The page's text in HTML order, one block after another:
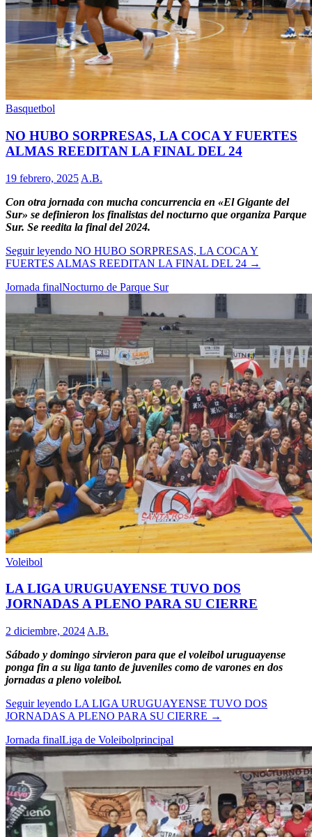
Basquetbol
NO HUBO SORPRESAS, LA COCA Y FUERTES
ALMAS REEDITAN LA FINAL DEL 24
19 febrero, 2025 A.B.
Con otra jornada con mucha concurrencia en «El Gigante del
Sur» se definieron los finalistas del nocturno que organiza Parque
Sur. Se reedita la final del 2024.
Seguir leyendo NO HUBO SORPRESAS, LA COCA Y
FUERTES ALMAS REEDITAN LA FINAL DEL 24 →
Jornada finalNocturno de Parque Sur
Voleibol
LA LIGA URUGUAYENSE TUVO DOS
JORNADAS A PLENO PARA SU CIERRE
2 diciembre, 2024 A.B.
Sábado y domingo sirvieron para que el voleibol uruguayense
ponga fin a su liga tanto de juveniles como de varones en dos
jornadas a pleno voleibol.
Seguir leyendo LA LIGA URUGUAYENSE TUVO DOS
JORNADAS A PLENO PARA SU CIERRE →
Jornada finalLiga de Voleibolprincipal